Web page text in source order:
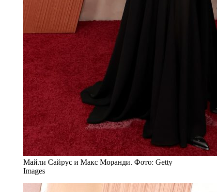
Майли Сайрус и Макс Моранди. Фото: Getty
Images